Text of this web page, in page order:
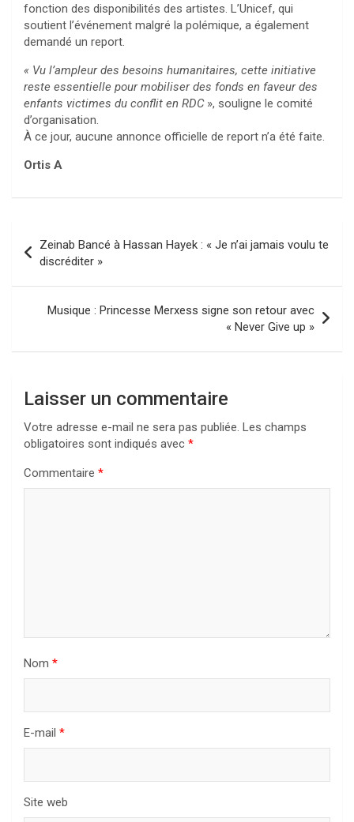
fonction des disponibilités des artistes. L’Unicef, qui
soutient l’événement malgré la polémique, a également
demandé un report.
« Vu l’ampleur des besoins humanitaires, cette initiative
reste essentielle pour mobiliser des fonds en faveur des
enfants victimes du conflit en RDC », souligne le comité
d’organisation.
À ce jour, aucune annonce officielle de report n’a été faite.
Ortis A
de
l’article
Zeinab Bancé à Hassan Hayek : « Je n’ai jamais voulu te
discréditer »
Musique : Princesse Merxess signe son retour avec
« Never Give up »
Laisser un commentaire
Votre adresse e-mail ne sera pas publiée. Les champs
obligatoires sont indiqués avec *
Commentaire *
Nom *
E-mail *
Site web